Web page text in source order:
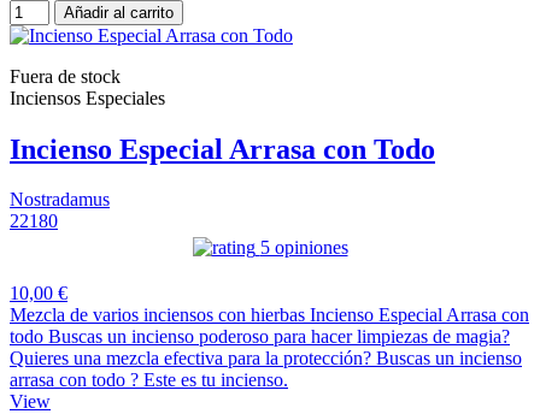
Añadir al carrito
Fuera de stock
Inciensos Especiales
Incienso Especial Arrasa con Todo
Nostradamus
22180
5 opiniones
10,00 €
Mezcla de varios inciensos con hierbas Incienso Especial Arrasa con
todo Buscas un incienso poderoso para hacer limpiezas de magia?
Quieres una mezcla efectiva para la protección? Buscas un incienso
arrasa con todo ? Este es tu incienso.
View